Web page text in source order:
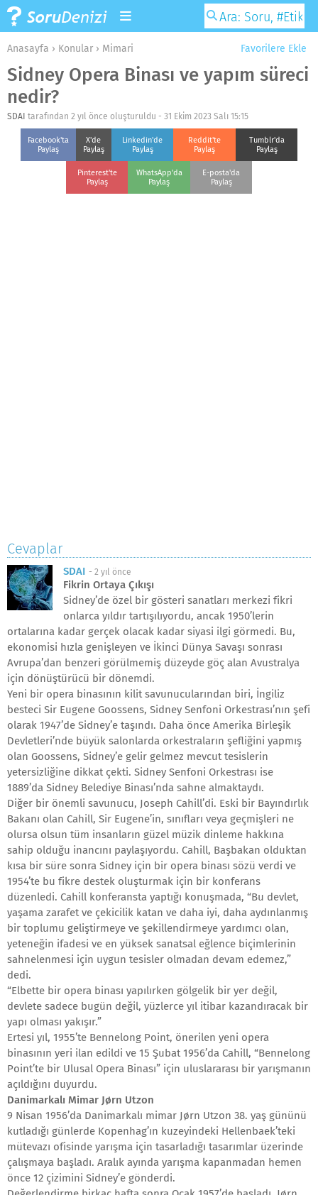
Favorilere Ekle
Anasayfa › Konular › Mimari
Sidney Opera Binası ve yapım süreci
nedir?
SDAI tarafından 2 yıl önce oluşturuldu - 31 Ekim 2023 Salı 15:15
Facebook'ta
Paylaş
X'de
Paylaş
Linkedin'de
Paylaş
Reddit'te
Paylaş
Tumblr'da
Paylaş
Pinterest'te
Paylaş
WhatsApp'da
Paylaş
E-posta'da
Paylaş
Cevaplar
SDAI - 2 yıl önce
Fikrin Ortaya Çıkışı
Sidney’de özel bir gösteri sanatları merkezi fikri
onlarca yıldır tartışılıyordu, ancak 1950’lerin
ortalarına kadar gerçek olacak kadar siyasi ilgi görmedi. Bu,
ekonomisi hızla genişleyen ve İkinci Dünya Savaşı sonrası
Avrupa’dan benzeri görülmemiş düzeyde göç alan Avustralya
için dönüştürücü bir dönemdi.
Yeni bir opera binasının kilit savunucularından biri, İngiliz
besteci Sir Eugene Goossens, Sidney Senfoni Orkestrası’nın şefi
olarak 1947’de Sidney’e taşındı. Daha önce Amerika Birleşik
Devletleri’nde büyük salonlarda orkestraların şefliğini yapmış
olan Goossens, Sidney’e gelir gelmez mevcut tesislerin
yetersizliğine dikkat çekti. Sidney Senfoni Orkestrası ise
1889’da Sidney Belediye Binası’nda sahne almaktaydı.
Diğer bir önemli savunucu, Joseph Cahill’di. Eski bir Bayındırlık
Bakanı olan Cahill, Sir Eugene’in, sınıfları veya geçmişleri ne
olursa olsun tüm insanların güzel müzik dinleme hakkına
sahip olduğu inancını paylaşıyordu. Cahill, Başbakan olduktan
kısa bir süre sonra Sidney için bir opera binası sözü verdi ve
1954’te bu fikre destek oluşturmak için bir konferans
düzenledi. Cahill konferansta yaptığı konuşmada, “Bu devlet,
yaşama zarafet ve çekicilik katan ve daha iyi, daha aydınlanmış
bir toplumu geliştirmeye ve şekillendirmeye yardımcı olan,
yeteneğin ifadesi ve en yüksek sanatsal eğlence biçimlerinin
sahnelenmesi için uygun tesisler olmadan devam edemez,”
dedi.
“Elbette bir opera binası yapılırken gölgelik bir yer değil,
devlete sadece bugün değil, yüzlerce yıl itibar kazandıracak bir
yapı olması yakışır.”
Ertesi yıl, 1955’te Bennelong Point, önerilen yeni opera
binasının yeri ilan edildi ve 15 Şubat 1956’da Cahill, “Bennelong
Point’te bir Ulusal Opera Binası” için uluslararası bir yarışmanın
açıldığını duyurdu.
Danimarkalı Mimar Jørn Utzon
9 Nisan 1956’da Danimarkalı mimar Jørn Utzon 38. yaş gününü
kutladığı günlerde Kopenhag’ın kuzeyindeki Hellenbaek’teki
mütevazı ofisinde yarışma için tasarladığı tasarımlar üzerinde
çalışmaya başladı. Aralık ayında yarışma kapanmadan hemen
önce 12 çizimini Sidney’e gönderdi.